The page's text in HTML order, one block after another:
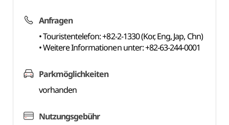
Anfragen
• Touristentelefon: +82-2-1330 (Kor, Eng, Jap, Chn)
• Weitere Informationen unter: +82-63-244-0001
Parkmöglichkeiten
vorhanden
Nutzungsgebühr